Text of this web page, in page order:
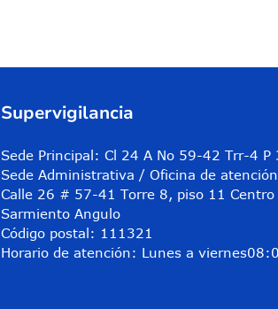
Supervigilancia
Sede Principal: Cl 24 A No 59-42 Trr-4 P
Sede Administrativa / Oficina de
Calle 26 # 57-41 Torre 8, piso 11 Centro
Sarmiento Angulo
Código postal: 111321
Horario de atención: Lunes a viernes